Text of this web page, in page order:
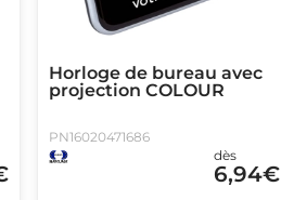
Horloge de bureau avec
projection COLOUR
PN16020471686
dès
6,94€